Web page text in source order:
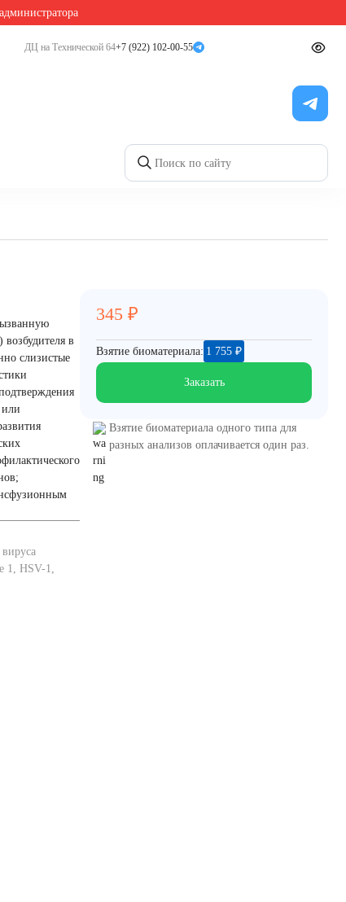
ДЦ на Технической 64+7 (922) 102-00-55
в
слизистые
или
1, HSV-1,
345 ₽
Взятие биоматериала: 1 755 ₽
Заказать
Взятие биоматериала одного типа для
разных анализов оплачивается один раз.